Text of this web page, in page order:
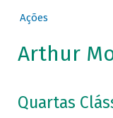
Ações
Arthur
Quartas